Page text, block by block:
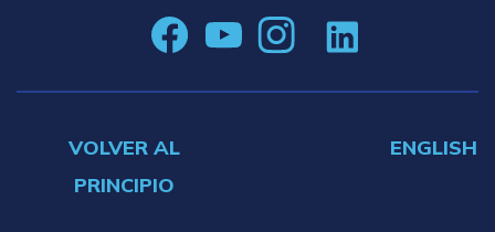
VOLVER AL
PRINCIPIO
ENGLISH